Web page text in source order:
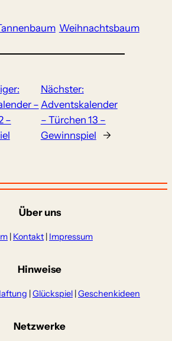
Weihnachtsbaum
–
–
Nächster:
Adventskalender
– Türchen 13 –
Gewinnspiel
→
Über uns
| Kontakt | Impressum
Hinweise
|Glückspiel |Geschenkideen
Netzwerke